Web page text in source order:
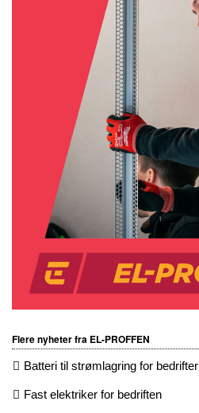
Flere nyheter fra EL-PROFFEN
Batteri til strømlagring for bedrifter
Fast elektriker for bedriften